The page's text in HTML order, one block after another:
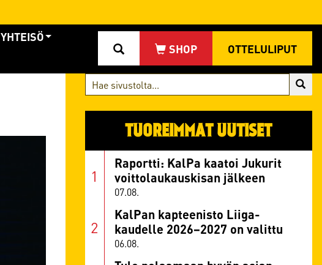
OTTELULIPUT
YHTEISÖ
TUOREIMMAT UUTISET
07.08.
Raportti: KalPa kaatoi Jukurit
voittolaukauskisan jälkeen
06.08.
KalPan kapteenisto Liiga-
kaudelle 2026–2027 on valittu